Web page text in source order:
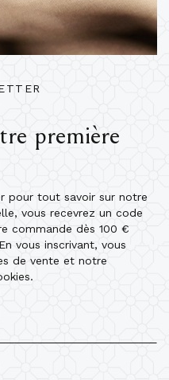
première
pour tout savoir sur notre
vous recevrez un code
commande dès 100 €
vous inscrivant, vous
de vente et notre